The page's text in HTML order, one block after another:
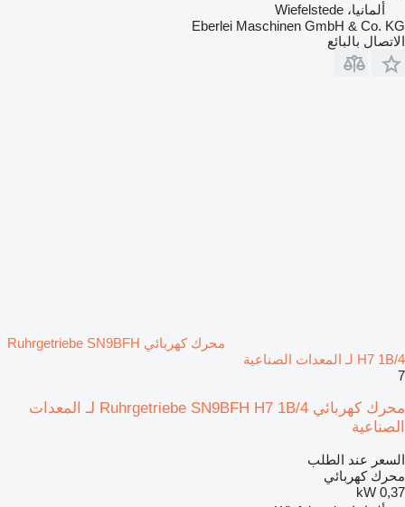
ألمانيا، Wiefelstede
Eberlei Maschinen GmbH & Co. KG
الاتصال بالبائع
محرك كهربائي Ruhrgetriebe SN9BFH
H7 1B/4 لـ المعدات الصناعية
7
محرك كهربائي Ruhrgetriebe SN9BFH H7 1B/4 لـ المعدات
الصناعية
السعر عند الطلب
محرك كهربائي
0,37 kW